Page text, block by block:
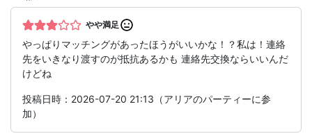
やや満足
やっぱりマッチングがあったほうがいいかな！？私は！連絡
先をいきなり渡すのが抵抗あるかも 連絡先交換ならいいんだ
けどね
投稿日時：2026-07-20 21:13（アリアのパーティーに参
加）